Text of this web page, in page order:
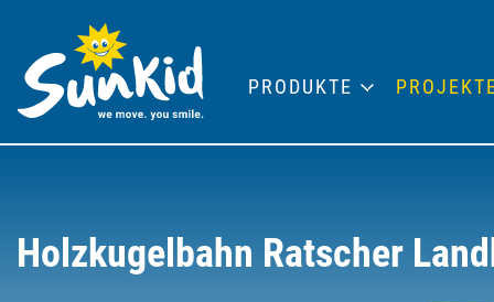
Holzkugelbahn Ratscher
PRODUKTE